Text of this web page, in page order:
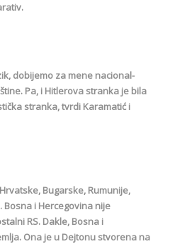
dobijemo za mene nacional-
Pa, i Hitlerova stranka je bila
stranka, tvrdi Karamatić i
Bugarske, Rumunije,
i Hercegovina nije
RS. Dakle, Bosna i
Ona je u Dejtonu stvorena na